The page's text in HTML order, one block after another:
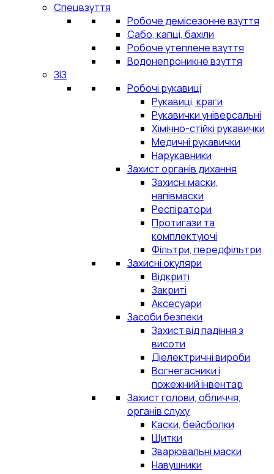
Спецвзуття
Робоче демісезонне взуття
Сабо, капці, бахіли
Робоче утеплене взуття
Водонепроникне взуття
ЗІЗ
Робочі рукавиці
Рукавиці, краги
Рукавички універсальні
Хімічно-стійкі рукавички
Медичні рукавички
Нарукавники
Захист органів дихання
Захисні маски,
напівмаски
Респіратори
Протигази та
комплектуючі
Фільтри, передфільтри
Захисні окуляри
Відкриті
Закриті
Аксесуари
Засоби безпеки
Захист від падіння з
висоти
Діелектричні вироби
Вогнегасники і
пожежний інвентар
Захист голови, обличчя,
органів слуху
Каски, бейсболки
Щитки
Зварювальні маски
Навушники